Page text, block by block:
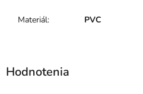
Materiál: PVC